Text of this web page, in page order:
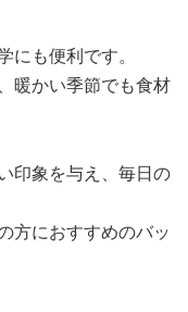
も便利です。
暖かい季節でも食材
印象を与え、毎日の
方におすすめのバッ